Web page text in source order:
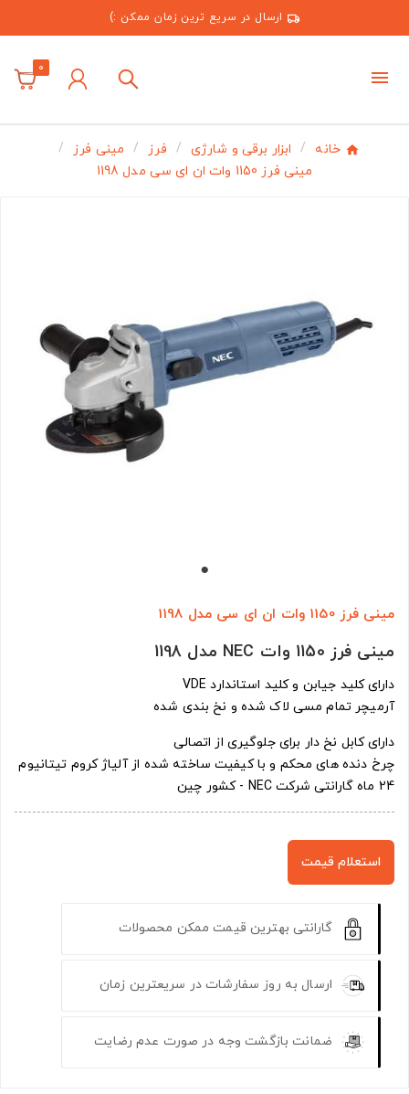
ارسال در سریع ترین زمان ممکن :)
0
خانه ابزار برقی و شارژی فرز
مینی فرز
مینی فرز 1150 وات ان ای سی مدل 1198
مینی فرز 1150 وات ان ای سی مدل 1198
مینی فرز 1150 وات NEC مدل 1198
دارای کلید جیابن و کلید استاندارد VDE
آرمیچر تمام مسی لاک شده و نخ بندی شده
دارای کابل نخ دار برای جلوگیری از اتصالی
چرخ دنده های محکم و با کیفیت ساخته شده از آلیاژ کروم تیتانیوم
24 ماه گارانتی شرکت NEC - کشور چین
استعلام قیمت
گارانتی بهترین قیمت ممکن محصولات
ارسال به روز سفارشات در سریعترین زمان
ضمانت بازگشت وجه در صورت عدم رضایت